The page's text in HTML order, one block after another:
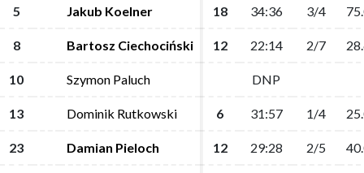
5 Jakub Koelner 18 34:36 3/4
8 Bartosz Ciechociński 12 22:14 2/7
10 Szymon Paluch DNP
13 Dominik Rutkowski 6 31:57 1/4
23 Damian Pieloch 12 29:28 2/5
5 Jakub Koelner 18 34:36 3/4
8 Bartosz Ciechociński 12 22:14 2/7
10 Szymon Paluch DNP
13 Dominik Rutkowski 6 31:57 1/4
23 Damian Pieloch 12 29:28 2/5